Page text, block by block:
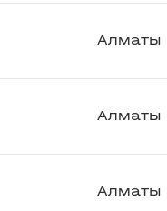
Алматы
Алматы
Алматы